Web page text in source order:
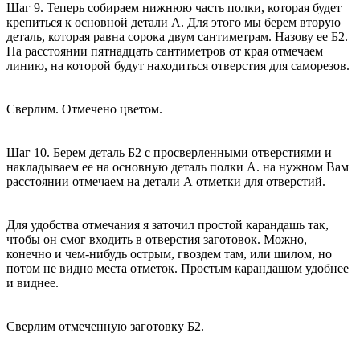
Шаг 9. Теперь собираем нижнюю часть полки, которая будет
крепиться к основной детали А. Для этого мы берем вторую
деталь, которая равна сорока двум сантиметрам. Назову ее Б2.
На расстоянии пятнадцать сантиметров от края отмечаем
линию, на которой будут находиться отверстия для саморезов.
Сверлим. Отмечено цветом.
Шаг 10. Берем деталь Б2 с просверленными отверстиями и
накладываем ее на основную деталь полки А. на нужном Вам
расстоянии отмечаем на детали А отметки для отверстий.
Для удобства отмечания я заточил простой карандашь так,
чтобы он смог входить в отверстия заготовок. Можно,
конечно и чем-нибудь острым, гвоздем там, или шилом, но
потом не видно места отметок. Простым карандашом удобнее
и виднее.
Сверлим отмеченную заготовку Б2.